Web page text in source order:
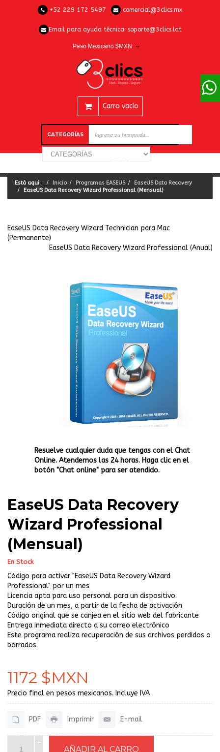
+52 229 172 5497 comercial@3clics.mx
Email para ayuda técnica: soporte@3clics.lat
Peso Mexicano $MXN
Carro vacío
CATEGORÍAS
Está aquí: Inicio Programas EASEUS
EaseUS Data Recovery
EaseUS Data Recovery Wizard Professional (Mensual)
EaseUS Data Recovery Wizard Technician para Mac
(Permanente)
EaseUS Data Recovery Wizard Professional (Anual)
Resuelve cualquier duda que tengas con el Chat
Online. Atendemos las 24 horas. Haga clic en el
botón "Chat online" para ser atendido.
EaseUS Data Recovery
Wizard Professional
(Mensual)
En Stock
Código para activar "EaseUS Data Recovery Wizard
Professional" por un mes
Licencia apta para uso personal para un dispositivo.
Duración de un mes, a partir de la fecha de activación
Código original que se canjea en el sitio web del fabricante
Entrega inmediata directo a su correo electrónico
Este programa realiza recuperación de sus archivos perdidos o
borrados.
1172 $MXN
Precio final en pesos mexicanos. Incluye IVA
PDF Imprimir E-mail